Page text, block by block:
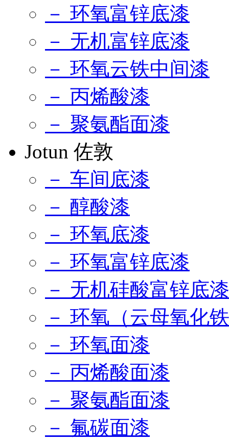
－ 环氧富锌底漆
－ 无机富锌底漆
－ 环氧云铁中间漆
－ 丙烯酸漆
－ 聚氨酯面漆
Jotun 佐敦
－ 车间底漆
－ 醇酸漆
－ 环氧底漆
－ 环氧富锌底漆
－ 无机硅酸富锌底漆
－ 环氧（云母氧化
－ 环氧面漆
－ 丙烯酸面漆
－ 聚氨酯面漆
－ 氟碳面漆